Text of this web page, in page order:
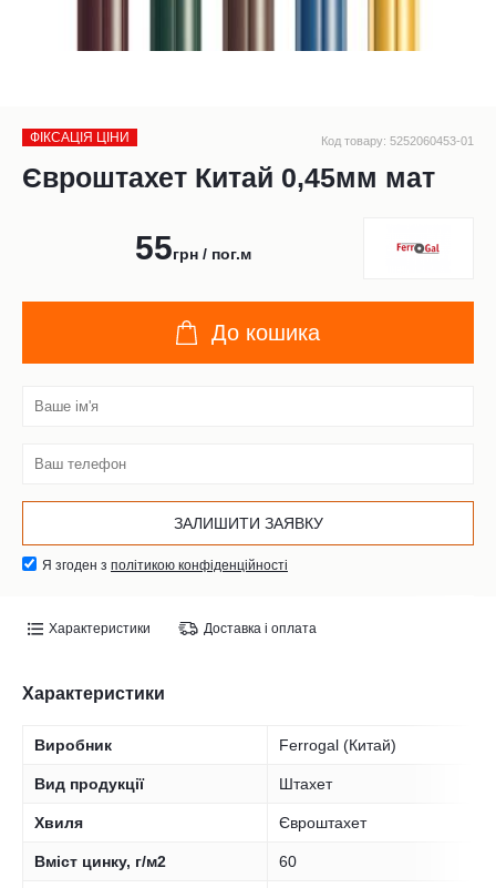
ФІКСАЦІЯ ЦІНИ Код товару: 5252060453-01
Євроштахет Китай 0,45мм мат
55грн / пог.м
До кошика
Я згоден з політикою конфіденційності
Характеристики Доставка і оплата
Характеристики
Виробник Ferrogal (Китай)
Вид продукції Штахет
Хвиля Євроштахет
Вміст цинку, г/м2 60